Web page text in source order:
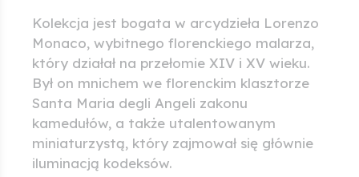
Kolekcja jest bogata w arcydzieła Lorenzo
Monaco, wybitnego florenckiego malarza,
który działał na przełomie XIV i XV wieku.
Był on mnichem we florenckim klasztorze
Santa Maria degli Angeli zakonu
kamedułów, a także utalentowanym
miniaturzystą, który zajmował się głównie
iluminacją kodeksów.